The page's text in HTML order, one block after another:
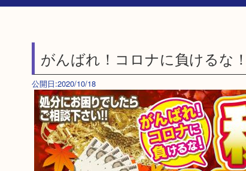
がんばれ！コロナに負けるな
公開日:2020/10/18